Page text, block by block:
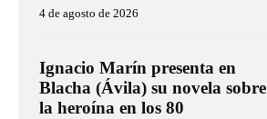
4 de agosto de 2026
Ignacio Marín presenta en
Blacha (Ávila) su novela sobre
la heroína en los 80